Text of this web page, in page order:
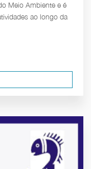
Meio Ambiente e é
ao longo da